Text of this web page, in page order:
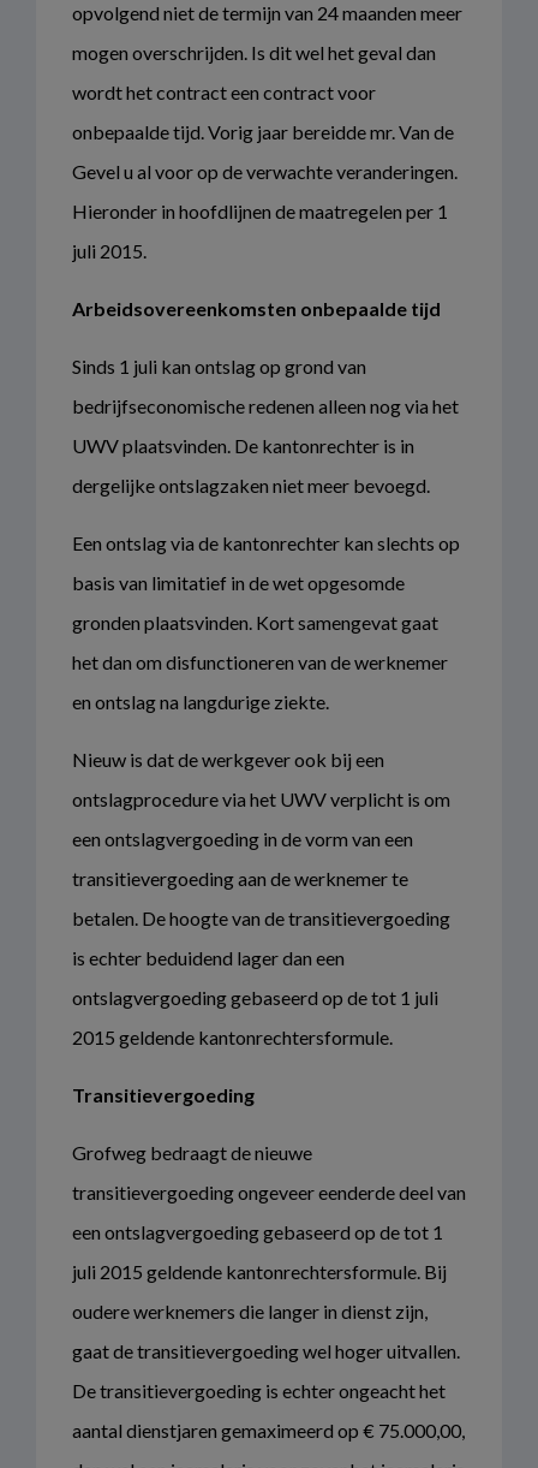
opvolgend niet de termijn van 24 maanden meer
mogen overschrijden. Is dit wel het geval dan
wordt het contract een contract voor
onbepaalde tijd. Vorig jaar bereidde mr. Van de
Gevel u al voor op de verwachte veranderingen.
Hieronder in hoofdlijnen de maatregelen per 1
juli 2015.
Arbeidsovereenkomsten onbepaalde tijd
Sinds 1 juli kan ontslag op grond van
bedrijfseconomische redenen alleen nog via het
UWV plaatsvinden. De kantonrechter is in
dergelijke ontslagzaken niet meer bevoegd.
Een ontslag via de kantonrechter kan slechts op
basis van limitatief in de wet opgesomde
gronden plaatsvinden. Kort samengevat gaat
het dan om disfunctioneren van de werknemer
en ontslag na langdurige ziekte.
Nieuw is dat de werkgever ook bij een
ontslagprocedure via het UWV verplicht is om
een ontslagvergoeding in de vorm van een
transitievergoeding aan de werknemer te
betalen. De hoogte van de transitievergoeding
is echter beduidend lager dan een
ontslagvergoeding gebaseerd op de tot 1 juli
2015 geldende kantonrechtersformule.
Transitievergoeding
Grofweg bedraagt de nieuwe
transitievergoeding ongeveer eenderde deel van
een ontslagvergoeding gebaseerd op de tot 1
juli 2015 geldende kantonrechtersformule. Bij
oudere werknemers die langer in dienst zijn,
gaat de transitievergoeding wel hoger uitvallen.
De transitievergoeding is echter ongeacht het
aantal dienstjaren gemaximeerd op € 75.000,00,